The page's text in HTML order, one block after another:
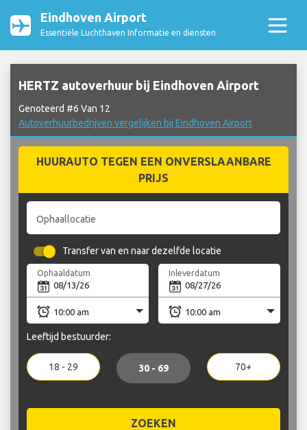
Eindhoven Airport
Essentiële Luchthaven Informatie en diensten
HERTZ autoverhuur bij Eindhoven Airport
Genoteerd #6 Van 12
Autoverhuurbedrijven vergelijken bij Eindhoven Airport
HUURAUTO TEGEN EEN ONVERSLAANBARE
PRIJS
Ophaallocatie
Transfer van en naar dezelfde locatie
Ophaaldatum Inleverdatum
Leeftijd bestuurder:
18 - 29 30 - 69 70+
ZOEKEN